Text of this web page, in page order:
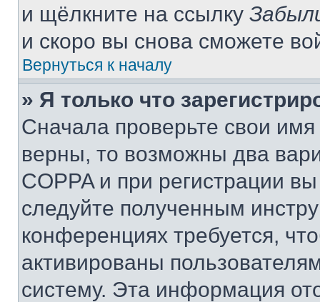
и щёлкните на ссылку
и скоро вы снова сможете
Вернуться к началу
» Я только что
Сначала проверьте свои
верны, то возможны два
COPPA и при регистрации
следуйте полученным
конференциях требуется,
активированы
систему. Эта информация